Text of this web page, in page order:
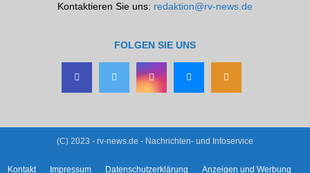
Kontaktieren Sie uns: redaktion@rv-news.de
FOLGEN SIE UNS
(C) 2023 - rv-news.de - Nachrichten- und Infoservice
Kontakt Impressum Datenschutzerklärung
Anzeigen und Werbung